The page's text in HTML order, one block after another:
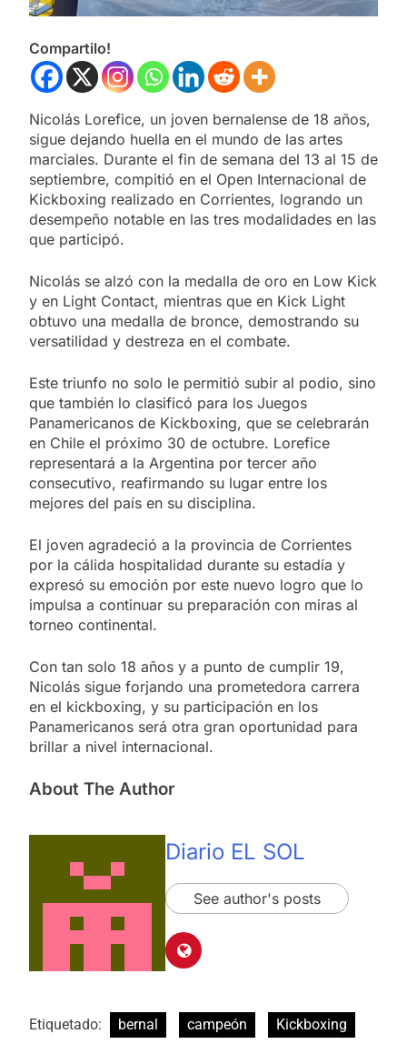
Compartilo!
Nicolás Lorefice, un joven bernalense de 18 años,
sigue dejando huella en el mundo de las artes
marciales. Durante el fin de semana del 13 al 15 de
septiembre, compitió en el Open Internacional de
Kickboxing realizado en Corrientes, logrando un
desempeño notable en las tres modalidades en las
que participó.
Nicolás se alzó con la medalla de oro en Low Kick
y en Light Contact, mientras que en Kick Light
obtuvo una medalla de bronce, demostrando su
versatilidad y destreza en el combate.
Este triunfo no solo le permitió subir al podio, sino
que también lo clasificó para los Juegos
Panamericanos de Kickboxing, que se celebrarán
en Chile el próximo 30 de octubre. Lorefice
representará a la Argentina por tercer año
consecutivo, reafirmando su lugar entre los
mejores del país en su disciplina.
El joven agradeció a la provincia de Corrientes
por la cálida hospitalidad durante su estadía y
expresó su emoción por este nuevo logro que lo
impulsa a continuar su preparación con miras al
torneo continental.
Con tan solo 18 años y a punto de cumplir 19,
Nicolás sigue forjando una prometedora carrera
en el kickboxing, y su participación en los
Panamericanos será otra gran oportunidad para
brillar a nivel internacional.
About The Author
Diario EL SOL
See author's posts
Etiquetado: bernal campeón Kickboxing